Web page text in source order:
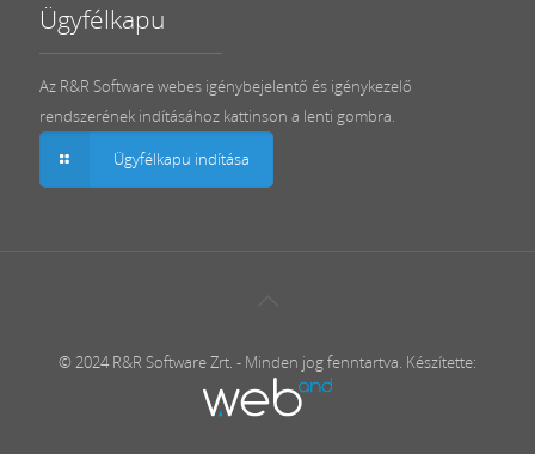
Ügyfélkapu
Az R&R Software webes igénybejelentő és igénykezelő
rendszerének indításához kattinson a lenti gombra.
Ügyfélkapu indítása
© 2024 R&R Software Zrt. - Minden jog fenntartva. Készítette: